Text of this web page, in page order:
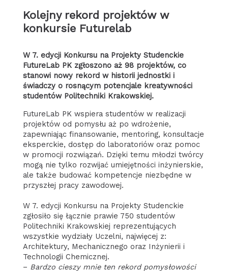
Kolejny rekord projektów w
konkursie Futurelab
W 7. edycji Konkursu na Projekty Studenckie
FutureLab PK zgłoszono aż 98 projektów, co
stanowi nowy rekord w historii jednostki i
świadczy o rosnącym potencjale kreatywności
studentów Politechniki Krakowskiej.
FutureLab PK wspiera studentów w realizacji
projektów od pomysłu aż po wdrożenie,
zapewniając finansowanie, mentoring, konsultacje
eksperckie, dostęp do laboratoriów oraz pomoc
w promocji rozwiązań. Dzięki temu młodzi twórcy
mogą nie tylko rozwijać umiejętności inżynierskie,
ale także budować kompetencje niezbędne w
przyszłej pracy zawodowej.
W 7. edycji Konkursu na Projekty Studenckie
zgłosiło się łącznie prawie 750 studentów
Politechniki Krakowskiej reprezentujących
wszystkie wydziały Uczelni, najwięcej z:
Architektury, Mechanicznego oraz Inżynierii i
Technologii Chemicznej.
– Bardzo cieszy mnie ten rekord pomysłowości